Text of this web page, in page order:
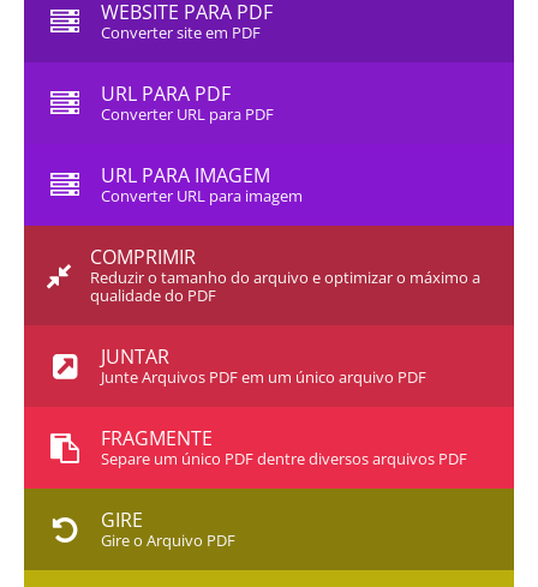
WEBSITE PARA PDF
Converter site em PDF
URL PARA PDF
Converter URL para PDF
URL PARA IMAGEM
Converter URL para imagem
COMPRIMIR
Reduzir o tamanho do arquivo e optimizar o máximo a
qualidade do PDF
JUNTAR
Junte Arquivos PDF em um único arquivo PDF
FRAGMENTE
Separe um único PDF dentre diversos arquivos PDF
GIRE
Gire o Arquivo PDF